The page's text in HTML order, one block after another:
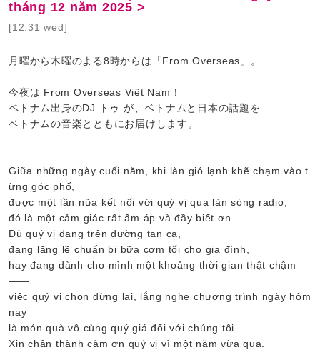
tháng 12 năm 2025 >
[12.31 wed]
月曜から木曜のよる8時からは「From Overseas」。
今夜は From Overseas Viêt Nam！
ベトナム出身のDJ トゥ が、ベトナムと日本の話題を
ベトナムの音楽とともにお届けします。
Giữa những ngày cuối năm, khi làn gió lạnh khẽ chạm vào t
ừng góc phố,
được một lần nữa kết nối với quý vị qua làn sóng radio,
đó là một cảm giác rất ấm áp và đầy biết ơn.
Dù quý vị đang trên đường tan ca,
đang lặng lẽ chuẩn bị bữa cơm tối cho gia đình,
hay đang dành cho mình một khoảng thời gian thật chậm
——
việc quý vị chọn dừng lại, lắng nghe chương trình ngày hôm
nay
là món quà vô cùng quý giá đối với chúng tôi.
Xin chân thành cảm ơn quý vị vì một năm vừa qua.